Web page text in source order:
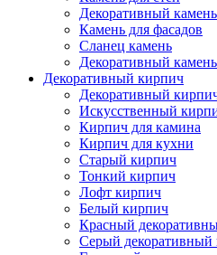
Декоративный камень
Камень для фасадов
Сланец камень
Декоративный
Декоративный кирпич
Декоративный
Искусственный
Кирпич для камина
Кирпич для кухни
Старый кирпич
Тонкий кирпич
Лофт кирпич
Белый кирпич
Красный
Серый декоративный